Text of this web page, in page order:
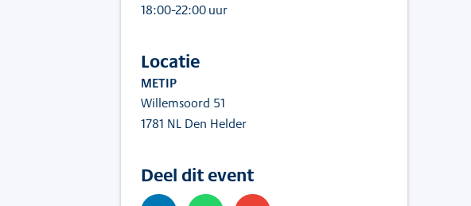
18:00-22:00uur
Locatie
METIP
Willemsoord 51
1781 NL Den Helder
Deel dit event